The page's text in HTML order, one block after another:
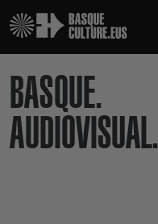
BASQUE.
AUDIOVISUAL.